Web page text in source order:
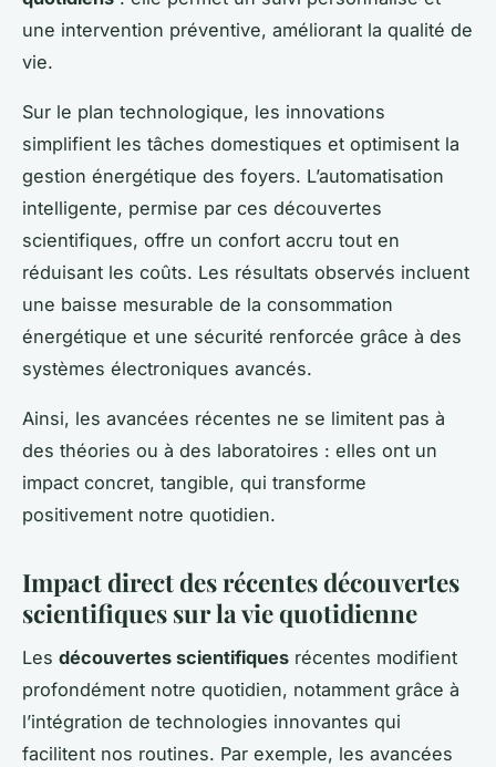
une intervention préventive, améliorant la qualité de
vie.
Sur le plan technologique, les innovations
simplifient les tâches domestiques et optimisent la
gestion énergétique des foyers. L’automatisation
intelligente, permise par ces découvertes
scientifiques, offre un confort accru tout en
réduisant les coûts. Les résultats observés incluent
une baisse mesurable de la consommation
énergétique et une sécurité renforcée grâce à des
systèmes électroniques avancés.
Ainsi, les avancées récentes ne se limitent pas à
des théories ou à des laboratoires : elles ont un
impact concret, tangible, qui transforme
positivement notre quotidien.
Impact direct des récentes découvertes
scientifiques sur la vie quotidienne
Les découvertes scientifiques récentes modifient
profondément notre quotidien, notamment grâce à
l’intégration de technologies innovantes qui
facilitent nos routines. Par exemple, les avancées